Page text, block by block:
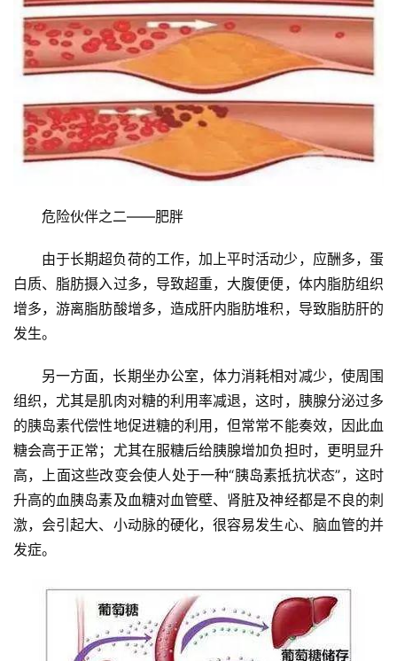
危险伙伴之二——肥胖
由于长期超负荷的工作，加上平时活动少，应酬多，蛋
白质、脂肪摄入过多，导致超重，大腹便便，体内脂肪组织
增多，游离脂肪酸增多，造成肝内脂肪堆积，导致脂肪肝的
发生。
另一方面，长期坐办公室，体力消耗相对减少，使周围
组织，尤其是肌肉对糖的利用率减退，这时，胰腺分泌过多
的胰岛素代偿性地促进糖的利用，但常常不能奏效，因此血
糖会高于正常；尤其在服糖后给胰腺增加负担时，更明显升
高，上面这些改变会使人处于一种“胰岛素抵抗状态”，这时
升高的血胰岛素及血糖对血管壁、肾脏及神经都是不良的刺
激，会引起大、小动脉的硬化，很容易发生心、脑血管的并
发症。